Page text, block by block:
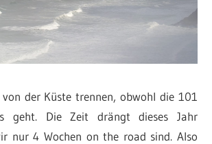
der Küste trennen, obwohl die 101
geht. Die Zeit drängt dieses Jahr
nur 4 Wochen on the road sind. Also